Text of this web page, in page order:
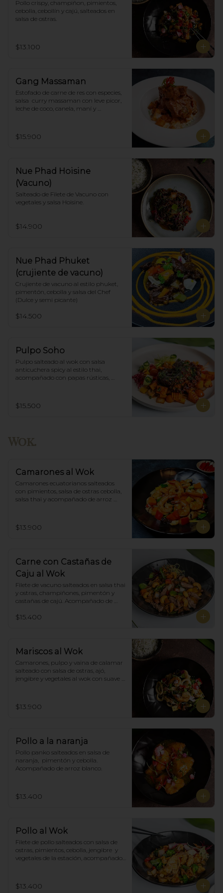
Pollo crispy, champiñon, pimientos,
cebolla, cebollín y cajú, salteados en
salsa de ostras.
$13.100
Gang Massaman
Estofado de carne de res con especies,
salsa  curry massaman con leve picor,
leche de coco, canela, maní y
$15.900
Nue Phad Hoisine
(Vacuno)
Salteado de Filete de Vacuno con
vegetales y salsa Hoisine.
$14.900
Nue Phad Phuket
(crujiente de vacuno)
Crujiente de vacuno al estilo phuket,
pimentón, cebolla y salsa del Chef
(Dulce y semi picante)
$14.500
Pulpo Soho
Pulpo salteado al wok con salsa
anticuchera spicy al estilo thai,
acompañado con papas rústicas,
$15.500
Camarones al Wok
Camarones ecuatorianos salteados
con pimientos, salsa de ostras cebolla,
salsa thai y acompañado de arroz
$13.900
Carne con Castañas de
Caju al Wok
Filete de vacuno salteados en salsa thai
y ostras, champiñones, pimentón y
castañas de cajú. Acompañado de
$15.400
Mariscos al Wok
Camarones, pulpo y vaina de calamar
salteado con salsa de ostras, ajó,
jengibre y vegetales al wok con suave
$13.900
Pollo a la naranja
Pollo panko salteados en salsa de
naranja,  pimentón y cebolla.
Acompañado de arroz blanco.
$13.400
Pollo al Wok
Filete de pollo salteados con salsa de
ostras, pimientos, cebolla, jengibre  y
vegetales de la estación, acompañado
$13.400